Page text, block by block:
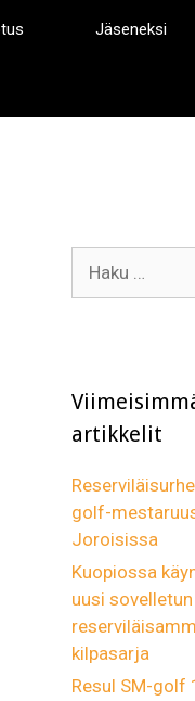
Jäseneksi
artikkelit
golf-
Joroisissa
Kuopiossa
uusi sovelletun
kilpasarja
Resul SM-golf